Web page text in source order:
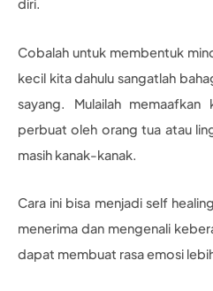
diri.
Cobalah untuk membentuk
kecil kita dahulu sangatlah
sayang. Mulailah
perbuat oleh orang tua atau
masih kanak-kanak.
Cara ini bisa menjadi self
menerima dan mengenali
dapat membuat rasa emosi